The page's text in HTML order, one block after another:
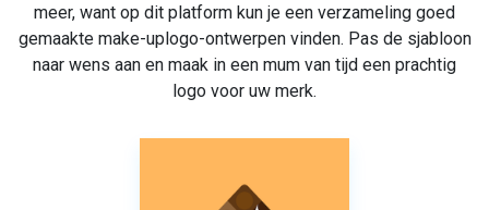
meer, want op dit platform kun je een verzameling goed
gemaakte make-uplogo-ontwerpen vinden. Pas de sjabloon
naar wens aan en maak in een mum van tijd een prachtig
logo voor uw merk.